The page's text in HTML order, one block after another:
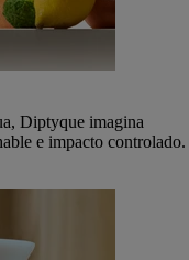
Diptyque imagina
e impacto controlado.